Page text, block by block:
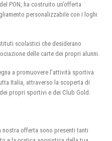
PON, ha costruito un’offerta
personalizzabile con i loghi
scolastici che desiderano
delle carte dei propri alunni.
a promuovere l’attività sportiva
Italia, attraverso la scoperta di
propri sportivi e dei Club Gold.
nostra offerta sono presenti tanti